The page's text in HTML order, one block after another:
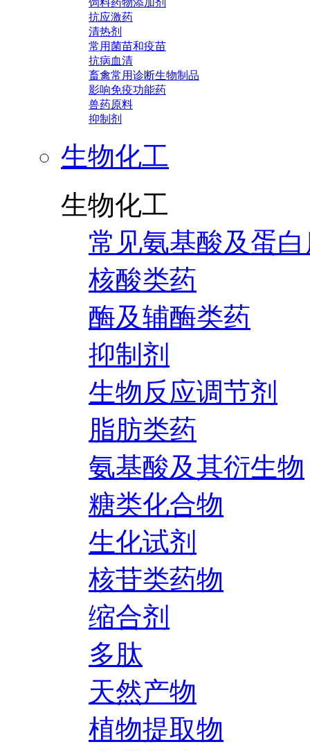
饲料药物添加剂
抗应激药
清热剂
常用菌苗和疫苗
抗病血清
畜禽常用诊断生物制品
影响免疫功能药
兽药原料
抑制剂
生物化工
生物化工
常见氨基酸及蛋
核酸类药
酶及辅酶类药
抑制剂
生物反应调节剂
脂肪类药
氨基酸及其衍生物
糖类化合物
生化试剂
核苷类药物
缩合剂
多肽
天然产物
植物提取物